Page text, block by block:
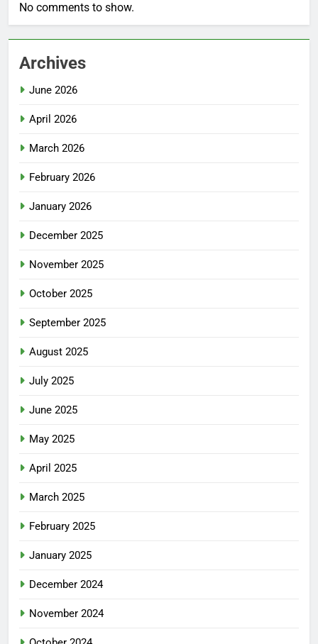
No comments to show.
Archives
June 2026
April 2026
March 2026
February 2026
January 2026
December 2025
November 2025
October 2025
September 2025
August 2025
July 2025
June 2025
May 2025
April 2025
March 2025
February 2025
January 2025
December 2024
November 2024